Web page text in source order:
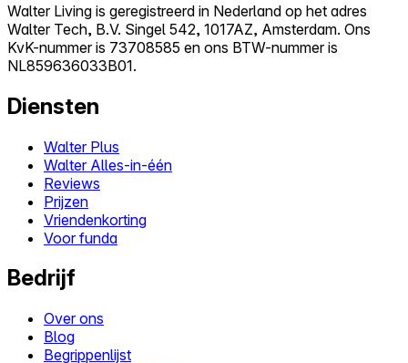
Walter Living is geregistreerd in Nederland op het adres
Walter Tech, B.V. Singel 542, 1017AZ, Amsterdam. Ons
KvK-nummer is 73708585 en ons BTW-nummer is
NL859636033B01.
Diensten
Walter Plus
Walter Alles-in-één
Reviews
Prijzen
Vriendenkorting
Voor funda
Bedrijf
Over ons
Blog
Begrippenlijst